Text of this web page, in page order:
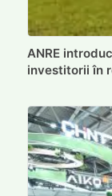
ANRE
investitorii în